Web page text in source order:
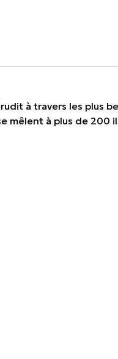
à travers les plus
mêlent à plus de 200